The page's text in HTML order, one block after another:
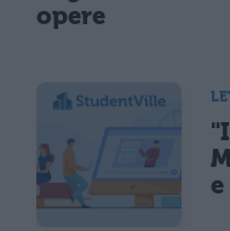
opere